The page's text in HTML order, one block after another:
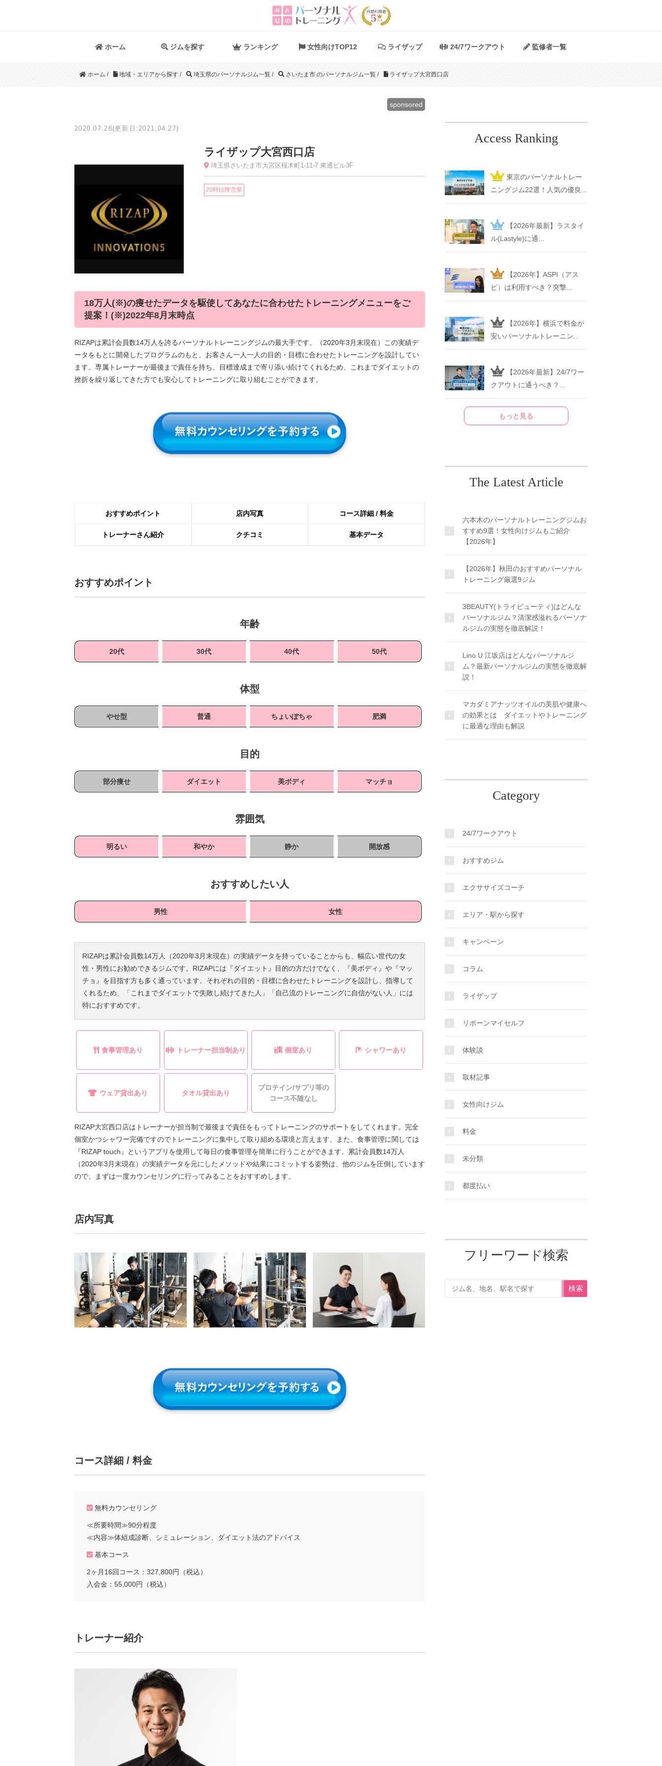
ホーム ジムを探す ランキング 女性向けTOP12 ライザップ 24/7ワークアウト 監修者一覧
ホーム / 地域・エリアから探す / 埼玉県のパーソナルジム一覧 / さいたま市 のパーソナルジム一覧 / ライザップ大宮西口店
sponsored
2020.07.28(更新日:2021.04.27)
ライザップ大宮西口店
埼玉県さいたま市大宮区桜木町1-11-7 東通ビル3F
20時以降営業
18万人(※)の痩せたデータを駆使してあなたに合わせたトレーニングメニューをご
提案！(※)2022年8月末時点
RIZAPは累計会員数14万人を誇るパーソナルトレーニングジムの最大手です。（2020年3月末現在）この実績デ
ータをもとに開発したプログラムのもと、お客さん一人一人の目的・目標に合わせたトレーニングを設計してい
ます。専属トレーナーが最後まで責任を持ち、目標達成まで寄り添い続けてくれるため、これまでダイエットの
挫折を繰り返してきた方でも安心してトレーニングに取り組むことができます。
おすすめポイント 店内写真 コース詳細 / 料金
トレーナーさん紹介 クチコミ 基本データ
おすすめポイント
年齢
20代 30代 40代 50代
体型
やせ型 普通 ちょいぽちゃ 肥満
目的
部分痩せ ダイエット 美ボディ マッチョ
雰囲気
明るい 和やか 静か 開放感
おすすめしたい人
男性 女性
RIZAPは累計会員数14万人（2020年3月末現在）の実績データを持っていることからも、幅広い世代の女
性・男性にお勧めできるジムです。RIZAPには『ダイエット』目的の方だけでなく、『美ボディ』や『マッ
チョ』を目指す方も多く通っています。それぞれの目的・目標に合わせたトレーニングを設計し、指導して
くれるため、「これまでダイエットで失敗し続けてきた人」「自己流のトレーニングに自信がない人」には
特におすすめです。
食事管理あり トレーナー担当制あり 個室あり シャワーあり
ウェア貸出あり タオル貸出あり
プロテイン/サプリ等の
コース不随なし
RIZAP大宮西口店はトレーナーが担当制で最後まで責任をもってトレーニングのサポートをしてくれます。完全
個室かつシャワー完備ですのでトレーニングに集中して取り組める環境と言えます。また、食事管理に関しては
『RIZAP touch』というアプリを使用して毎日の食事管理を簡単に行うことができます。累計会員数14万人
（2020年3月末現在）の実績データを元にしたメソッドや結果にコミットする姿勢は、他のジムを圧倒しています
ので、まずは一度カウンセリングに行ってみることをおすすめします。
店内写真
コース詳細 / 料金
無料カウンセリング
≪所要時間≫90分程度
≪内容≫体組成診断、シミュレーション、ダイエット法のアドバイス
基本コース
2ヶ月16回コース：327,800円（税込）
入会金：55,000円（税込）
トレーナー紹介
Access Ranking
東京のパーソナルトレー
ニングジム22選！人気の優良...
【2026年最新】ラスタイ
ル(Lastyle)に通...
【2026年】ASPI（アス
ピ）は利用すべき？突撃...
【2026年】横浜で料金が
安いパーソナルトレーニン...
【2026年最新】24/7ワー
クアウトに通うべき？...
もっと見る
The Latest Article
六本木のパーソナルトレーニングジムお
すすめ9選！女性向けジムもご紹介
【2026年】
【2026年】秋田のおすすめパーソナル
トレーニング厳選9ジム
3BEAUTY(トライビューティ)はどんな
パーソナルジム？清潔感溢れるパーソナ
ルジムの実態を徹底解説！
Lino U 江坂店はどんなパーソナルジ
ム？最新パーソナルジムの実態を徹底解
説！
マカダミアナッツオイルの美肌や健康へ
の効果とは ダイエットやトレーニング
に最適な理由も解説
Category
24/7ワークアウト
おすすめジム
エクササイズコーチ
エリア・駅から探す
キャンペーン
コラム
ライザップ
リボーンマイセルフ
体験談
取材記事
女性向けジム
料金
未分類
都度払い
フリーワード検索
検索